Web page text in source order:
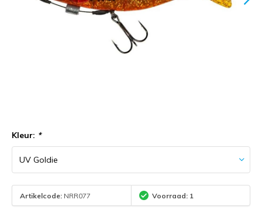
Kleur: *
Artikelcode: NRR077 Voorraad: 1